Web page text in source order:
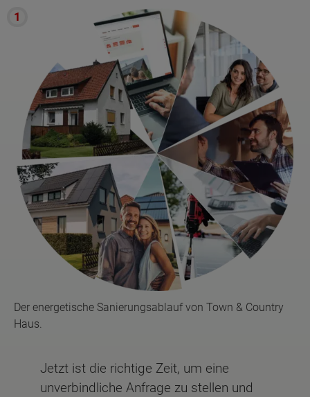
Der energetische Sanierungsablauf von Town & Country
Haus.
Jetzt ist die richtige Zeit, um eine
unverbindliche Anfrage zu stellen und